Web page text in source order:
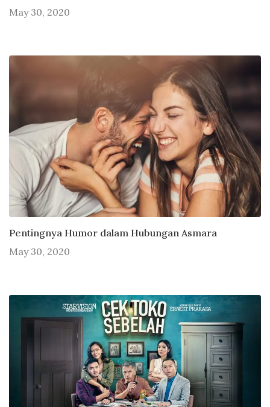
May 30, 2020
Pentingnya Humor dalam Hubungan Asmara
May 30, 2020